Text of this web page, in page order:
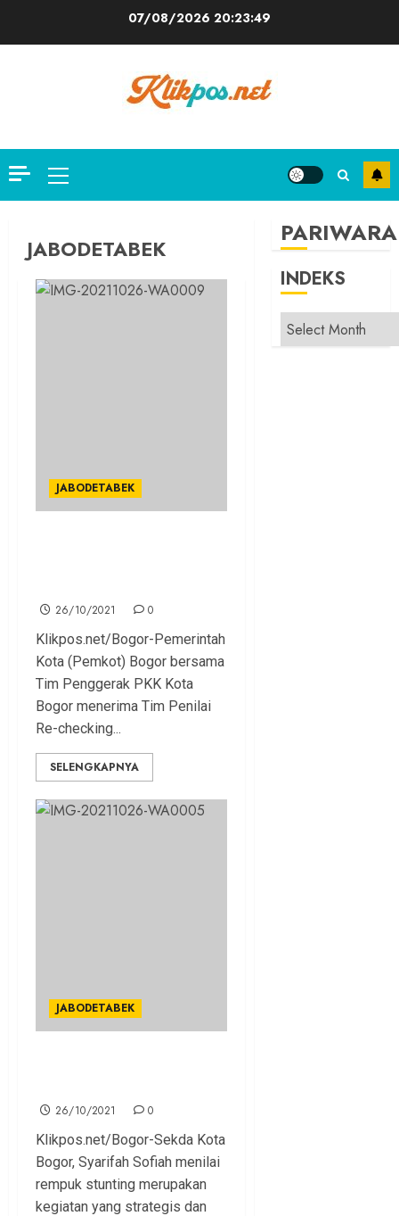
07/08/2026 20:23:50
Primary
Menu
JABODETABEK
JABODETABEK
26/10/2021 0
Klikpos.net/Bogor-Pemerintah
Kota (Pemkot) Bogor bersama
Tim Penggerak PKK Kota
Bogor menerima Tim Penilai
Re-checking...
SELENGKAPNYA
JABODETABEK
26/10/2021 0
Klikpos.net/Bogor-Sekda Kota
Bogor, Syarifah Sofiah menilai
rempuk stunting merupakan
kegiatan yang strategis dan
PARIWARA
INDEKS
INDEKS